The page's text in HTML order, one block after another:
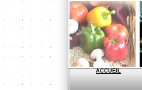
ACCUEIL